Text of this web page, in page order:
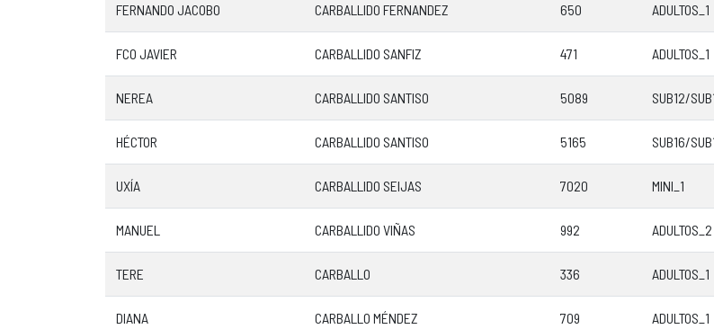
FERNANDO JACOBO CARBALLIDO FERNANDEZ 650 ADULTOS_1
FCO JAVIER CARBALLIDO SANFIZ 471 ADULTOS_1
NEREA CARBALLIDO SANTISO 5089 SUB12/
HÉCTOR CARBALLIDO SANTISO 5165 SUB16/
UXÍA CARBALLIDO SEIJAS 7020 MINI_1
MANUEL CARBALLIDO VIÑAS 992 ADULTOS_2
TERE CARBALLO 336 ADULTOS_1
DIANA CARBALLO MÉNDEZ 709 ADULTOS_1